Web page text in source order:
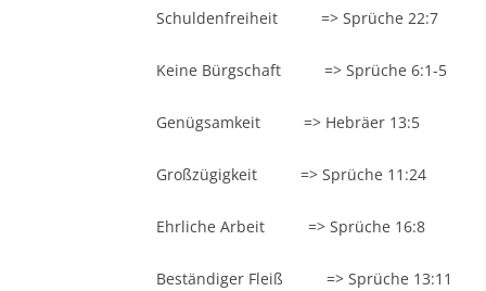
Schuldenfreiheit => Sprüche 22:7
Keine Bürgschaft => Sprüche 6:1-5
Genügsamkeit => Hebräer 13:5
Großzügigkeit => Sprüche 11:24
Ehrliche Arbeit => Sprüche 16:8
Beständiger Fleiß => Sprüche 13:11